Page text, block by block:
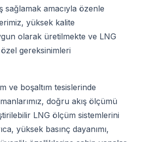
sağlamak amacıyla özenle
yüksek kalite
olarak üretilmekte ve LNG
özel gereksinimleri
ve boşaltım tesislerinde
doğru akış ölçümü
LNG ölçüm sistemlerini
yüksek basınç dayanımı,